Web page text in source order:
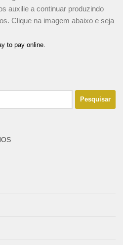
auxilie a continuar produzindo
Clique na imagem abaixo e seja